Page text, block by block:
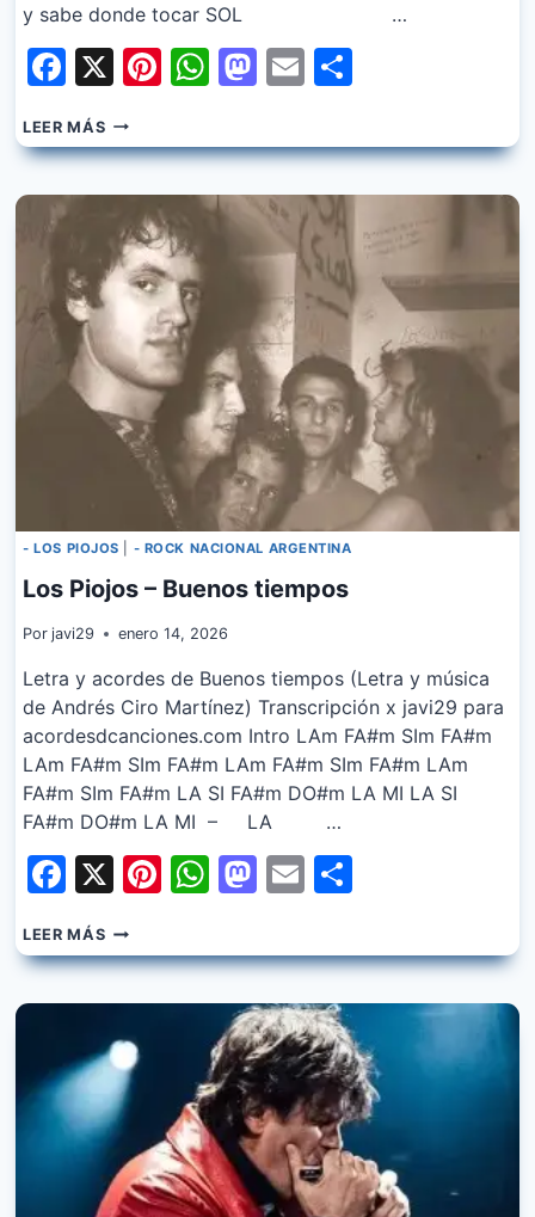
y sabe donde tocar SOL …
Facebook
X Pinterest
WhatsApp
Mastodon
Email
LEER MÁSLOS
PIOJOS
–
- LOS PIOJOS - ROCK NACIONAL ARGENTINA
Los Piojos – Buenos tiempos
Por javi29 enero 14, 2026
Letra y acordes de Buenos tiempos (Letra y música
de Andrés Ciro Martínez) Transcripción x javi29 para
acordesdcanciones.com Intro LAm FA#m SIm FA#m
LAm FA#m SIm FA#m LAm FA#m SIm FA#m LAm
FA#m SIm FA#m LA SI FA#m DO#m LA MI LA SI
FA#m DO#m LA MI – LA …
Facebook
X Pinterest
WhatsApp
Mastodon
Email
LEER MÁSLOS
PIOJOS
–